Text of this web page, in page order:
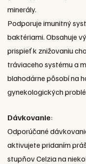
minerály.
Podporuje imunitný
baktériami. Obsahuje
prispieť k znižovaniu
tráviaceho systému a
blahodárne pôsobí na
gynekologických
Dávkovanie:
Odporúčané
aktivujete pridaním
stupňov Celzia na